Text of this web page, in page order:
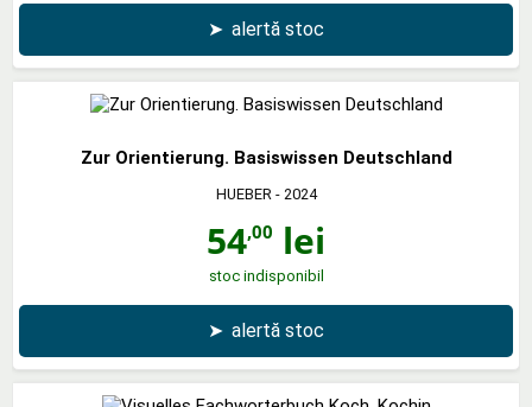
➤ alertă stoc
Zur Orientierung. Basiswissen Deutschland
HUEBER - 2024
54,00 lei
stoc indisponibil
➤ alertă stoc